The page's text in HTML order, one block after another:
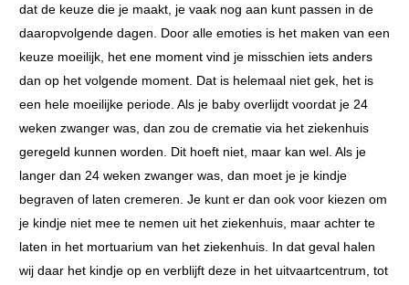
dat de keuze die je maakt, je vaak nog aan kunt passen in de
daaropvolgende dagen. Door alle emoties is het maken van een
keuze moeilijk, het ene moment vind je misschien iets anders
dan op het volgende moment. Dat is helemaal niet gek, het is
een hele moeilijke periode. Als je baby overlijdt voordat je 24
weken zwanger was, dan zou de crematie via het ziekenhuis
geregeld kunnen worden. Dit hoeft niet, maar kan wel. Als je
langer dan 24 weken zwanger was, dan moet je je kindje
begraven of laten cremeren. Je kunt er dan ook voor kiezen om
je kindje niet mee te nemen uit het ziekenhuis, maar achter te
laten in het mortuarium van het ziekenhuis. In dat geval halen
wij daar het kindje op en verblijft deze in het uitvaartcentrum, tot